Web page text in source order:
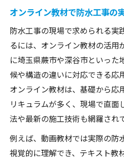
オンライン教材で防水工事の
防水工事の現場で求められる実
るには、オンライン教材の活用
に埼玉県蕨市や深谷市といった
候や構造の違いに対応できる応
オンライン教材は、基礎から応
リキュラムが多く、現場で直面
法や最新の施工技術も網羅され
例えば、動画教材では実際の防
視覚的に理解でき、テキスト教